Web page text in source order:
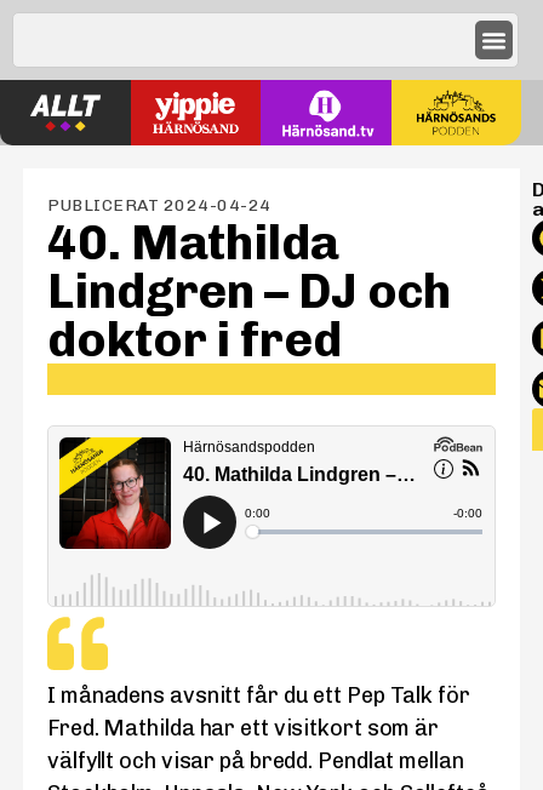
PUBLICERAT 2024-04-24
40. Mathilda
Lindgren – DJ och
doktor i fred
I månadens avsnitt får du ett Pep Talk för
Fred. Mathilda har ett visitkort som är
välfyllt och visar på bredd. Pendlat mellan